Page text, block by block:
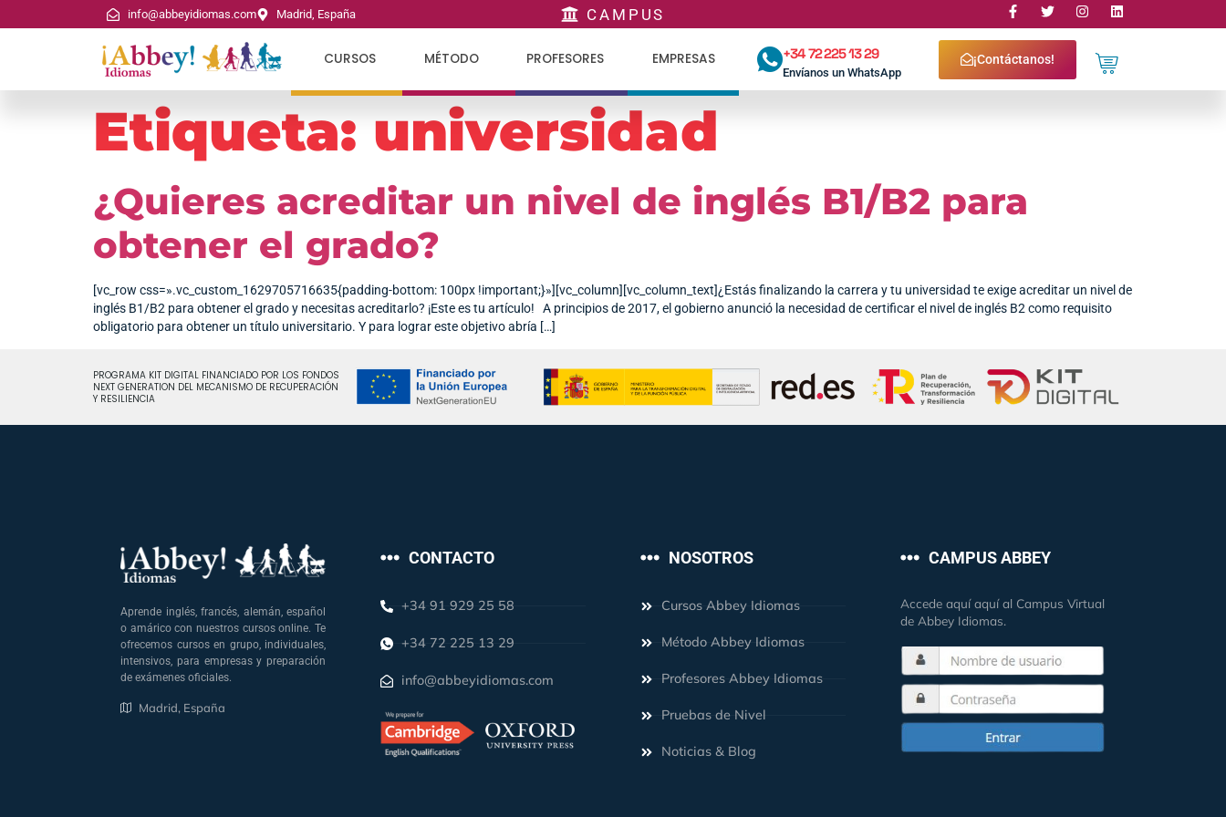
info@abbeyidiomas.com Madrid, España CAMPUS
CURSOS MÉTODO PROFESORES EMPRESAS +34 72 225 13 29
Envíanos un WhatsApp
¡Contáctanos!
Etiqueta:universidad
¿Quieres acreditar un nivel de inglés B1/B2 para
obtener el grado?
[vc_row css=».vc_custom_1629705716635{padding-bottom: 100px !important;}»][vc_column][vc_column_text]¿Estás finalizando la carrera y tu universidad te exige acreditar un nivel de
inglés B1/B2 para obtener el grado y necesitas acreditarlo? ¡Este es tu artículo! A principios de 2017, el gobierno anunció la necesidad de certificar el nivel de inglés B2 como requisito
obligatorio para obtener un título universitario. Y para lograr este objetivo abría […]
PROGRAMA KIT DIGITAL FINANCIADO POR LOS FONDOS
NEXT GENERATION DEL MECANISMO DE RECUPERACIÓN
Y RESILIENCIA
Aprende inglés, francés, alemán, español
o amárico con nuestros cursos online. Te
ofrecemos cursos en grupo, individuales,
intensivos, para empresas y preparación
de exámenes oficiales.
Madrid, España
CONTACTO
+34 91 929 25 58
+34 72 225 13 29
info@abbeyidiomas.com
NOSOTROS
Cursos Abbey Idiomas
Método Abbey Idiomas
Profesores Abbey Idiomas
Pruebas de Nivel
Noticias & Blog
CAMPUS ABBEY
Accede aquí aquí al Campus Virtual
de Abbey Idiomas.